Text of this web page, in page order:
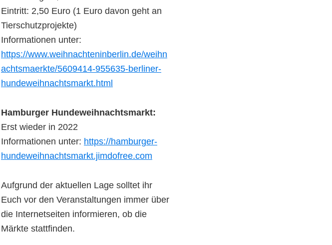
Eintritt: 2,50 Euro (1 Euro davon geht an
Tierschutzprojekte)
Informationen unter:
https://www.weihnachteninberlin.de/weihn
achtsmaerkte/5609414-955635-berliner-
hundeweihnachtsmarkt.html
Hamburger Hundeweihnachtsmarkt:
Erst wieder in 2022
Informationen unter: https://hamburger-
hundeweihnachtsmarkt.jimdofree.com
Aufgrund der aktuellen Lage solltet ihr
Euch vor den Veranstaltungen immer über
die Internetseiten informieren, ob die
Märkte stattfinden.